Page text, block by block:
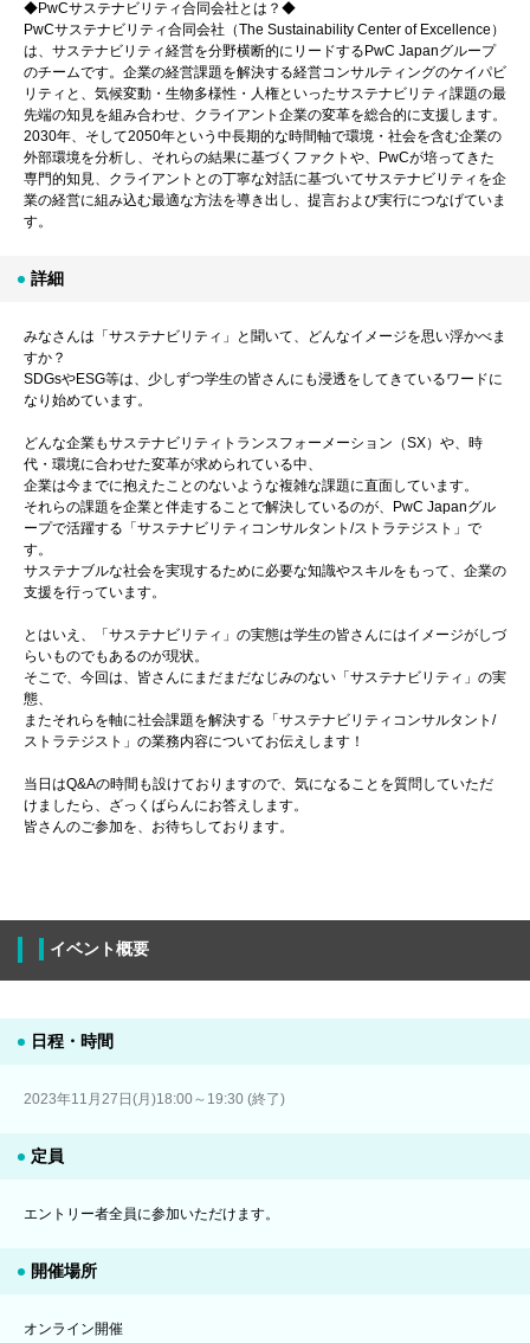
◆PwCサステナビリティ合同会社とは？◆
PwCサステナビリティ合同会社（The Sustainability Center of Excellence）
は、サステナビリティ経営を分野横断的にリードするPwC Japanグループ
のチームです。企業の経営課題を解決する経営コンサルティングのケイパビ
リティと、気候変動・生物多様性・人権といったサステナビリティ課題の最
先端の知見を組み合わせ、クライアント企業の変革を総合的に支援します。
2030年、そして2050年という中長期的な時間軸で環境・社会を含む企業の
外部環境を分析し、それらの結果に基づくファクトや、PwCが培ってきた
専門的知見、クライアントとの丁寧な対話に基づいてサステナビリティを企
業の経営に組み込む最適な方法を導き出し、提言および実行につなげていま
す。
詳細
みなさんは「サステナビリティ」と聞いて、どんなイメージを思い浮かべま
すか？
SDGsやESG等は、少しずつ学生の皆さんにも浸透をしてきているワードに
なり始めています。
どんな企業もサステナビリティトランスフォーメーション（SX）や、時
代・環境に合わせた変革が求められている中、
企業は今までに抱えたことのないような複雑な課題に直面しています。
それらの課題を企業と伴走することで解決しているのが、PwC Japanグル
ープで活躍する「サステナビリティコンサルタント/ストラテジスト」で
す。
サステナブルな社会を実現するために必要な知識やスキルをもって、企業の
支援を行っています。
とはいえ、「サステナビリティ」の実態は学生の皆さんにはイメージがしづ
らいものでもあるのが現状。
そこで、今回は、皆さんにまだまだなじみのない「サステナビリティ」の実
態、
またそれらを軸に社会課題を解決する「サステナビリティコンサルタント/
ストラテジスト」の業務内容についてお伝えします！
当日はQ&Aの時間も設けておりますので、気になることを質問していただ
けましたら、ざっくばらんにお答えします。
皆さんのご参加を、お待ちしております。
イベント概要
日程・時間
2023年11月27日(月)18:00～19:30 (終了)
定員
エントリー者全員に参加いただけます。
開催場所
オンライン開催